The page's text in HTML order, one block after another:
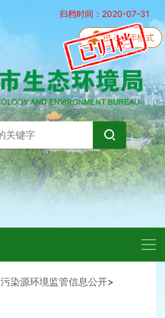
归档时间：2020-07-31
污染源环境监管信息公开>